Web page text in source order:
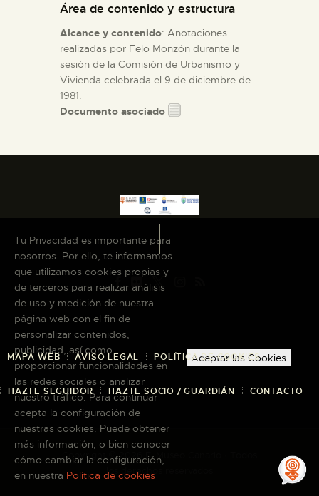
Área de contenido y estructura
Alcance y contenido: Anotaciones
realizadas por Felo Monzón durante la
sesión de la Comisión de Urbanismo y
Vivienda celebrada el 9 de diciembre de
1981.
Documento asociado
MAPA WEB AVISO LEGAL POLÍTICA DE COOKIES
HAZTE SEGUIDOR HAZTE SOCIO / GUARDIÁN CONTACTO
Copyright © 2026 El Museo Canario · Todos
los derechos reservados
Tu Privacidad es importante para
nosotros. Por ello, te informamos
que utilizamos cookies propias y
de terceros para realizar análisis
de uso y medición de nuestra
página web con el fin de
personalizar contenidos,
publicidad, así como
proporcionar funcionalidades en
las redes sociales o analizar
nuestro tráfico. Para continuar
acepta la configuración de
nuestras cookies. Puede obtener
más información, o bien conocer
cómo cambiar la configuración,
en nuestra Política de cookies
Aceptar las Cookies